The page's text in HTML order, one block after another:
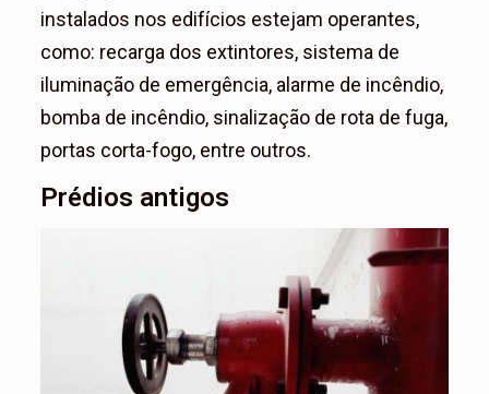
instalados nos edifícios estejam operantes,
como: recarga dos extintores, sistema de
iluminação de emergência, alarme de incêndio,
bomba de incêndio, sinalização de rota de fuga,
portas corta-fogo, entre outros.
Prédios antigos